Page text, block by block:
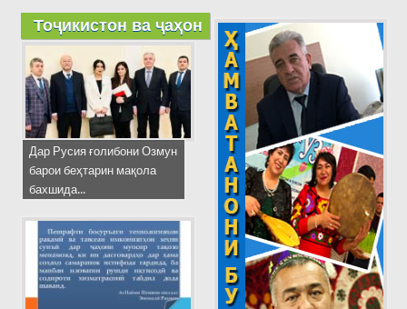
Тоҷикистон ва ҷаҳон
Дар Русия ғолибони Озмун
барои беҳтарин мақола
бахшида...